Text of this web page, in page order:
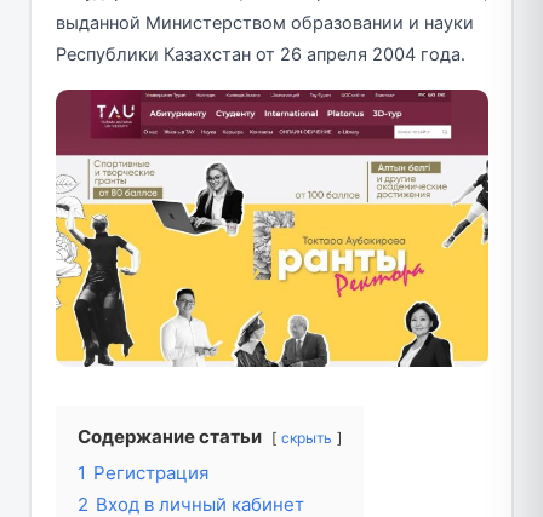
выданной Министерством образовании и науки
Республики Казахстан от 26 апреля 2004 года.
Содержание статьи скрыть
1 Регистрация
2 Вход в личный кабинет